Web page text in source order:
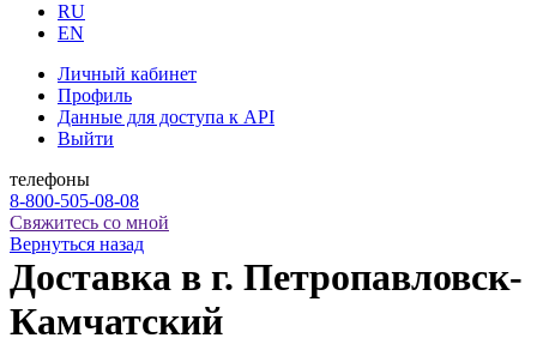
RU
EN
Личный кабинет
Профиль
Данные для доступа к API
Выйти
телефоны
8-800-505-08-08
Свяжитесь со мной
Вернуться назад
Доставка в г. Петропавловск-
Камчатский